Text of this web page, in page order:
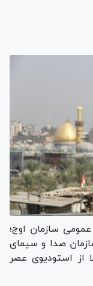
سازمان اوج؛
صدا و سیمای
از استودیوی عصر